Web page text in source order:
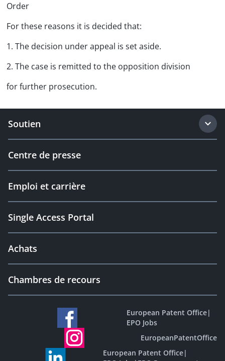
Order
For these reasons it is decided that:
1. The decision under appeal is set aside.
2. The case is remitted to the opposition division
for further prosecution.
Soutien
Centre de presse
Emploi et carrière
Single Access Portal
Achats
Chambres de recours
European Patent Office|
EPO Jobs
EuropeanPatentOffice
European Patent Office|